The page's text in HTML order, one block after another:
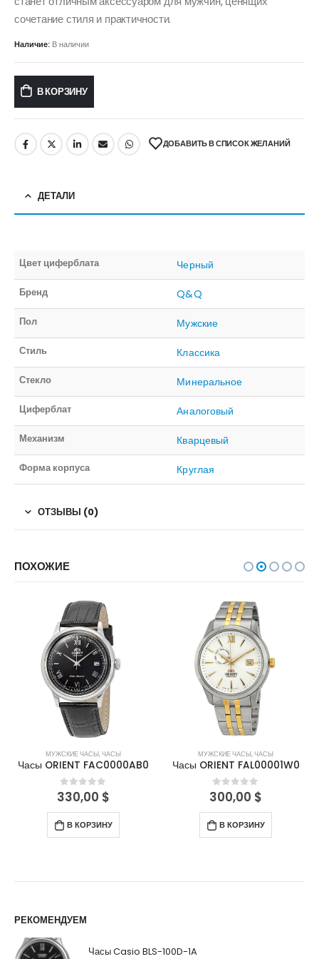
сочетание стиля и практичности.
Наличие: В наличии
В КОРЗИНУ
ДОБАВИТЬ В СПИСОК ЖЕЛАНИЙ
ДЕТАЛИ
Цвет циферблата Черный
Бренд Q&Q
Пол Мужские
Стиль Классика
Стекло Минеральное
Циферблат Аналоговый
Механизм Кварцевый
Форма корпуса Круглая
ОТЗЫВЫ (0)
ПОХОЖИЕ
МУЖСКИЕ ЧАСЫ,ЧАСЫ
Часы ORIENT FAC0000AB0
0out of 5
330,00 $
В КОРЗИНУ
МУЖСКИЕ ЧАСЫ,ЧАСЫ
Часы ORIENT FAL00001W0
0out of 5
300,00 $
В КОРЗИНУ
РЕКОМЕНДУЕМ
Часы Casio BLS-100D-1A